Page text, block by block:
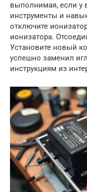
выполнимая, если у
инструменты и
отключите
ионизатора.
Установите новый
успешно заменил
инструкциям из